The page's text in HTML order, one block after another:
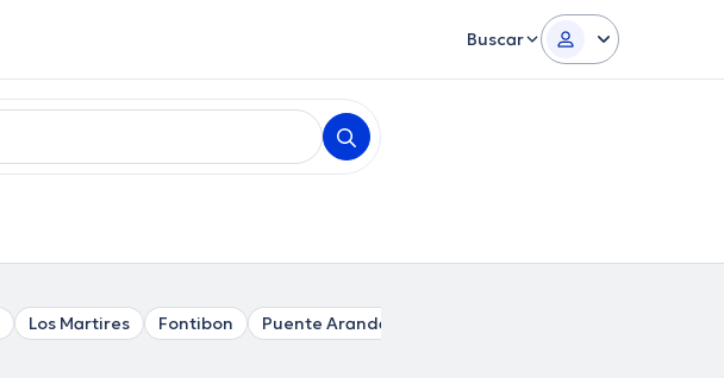
Buscar
Los Martires Fontibon Puente Aranda